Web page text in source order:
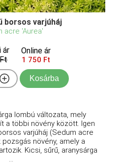
borsos varjúháj
acre 'Aurea'
ár
Online ár
1 750 Ft
Kosárba
lombú változata, mely
a többi növény között. Igen
varjúháj (Sedum acre
növény, amely a
Kicsi, sűrű, aranysárga
...